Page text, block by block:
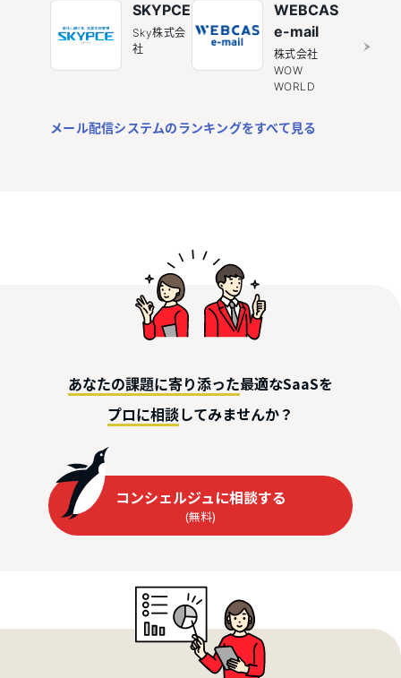
SKYPCE
Sky株式会
社
WEBCAS
e-mail
株式会社
WOW
WORLD
メール配信システムのランキングをすべて見る
あなたの課題に寄り添った最適なSaaSを
プロに相談してみませんか？
コンシェルジュに相談する
(無料)